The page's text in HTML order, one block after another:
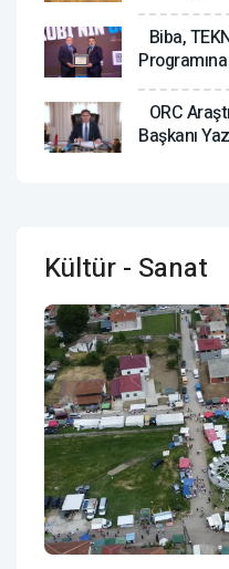
Biba,
Programına
ORC
Başkanı
Kültür - Sanat